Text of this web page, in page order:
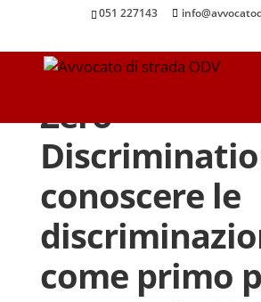
051 227143
Zero
conoscere le
come primo